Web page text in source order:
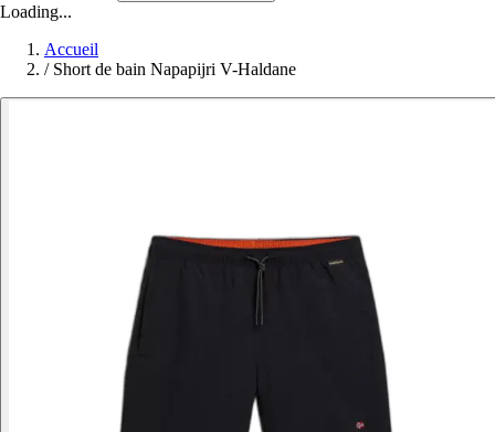
Loading...
Accueil
/ Short de bain Napapijri V-Haldane